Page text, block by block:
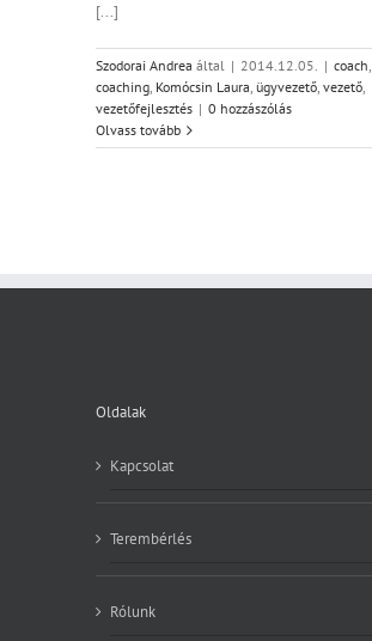
[...]
Szodorai Andrea által | 2014.12.05. | coach,
coaching, Komócsin Laura, ügyvezető, vezető,
vezetőfejlesztés | 0 hozzászólás
Olvass tovább
Oldalak
Kapcsolat
Terembérlés
Rólunk